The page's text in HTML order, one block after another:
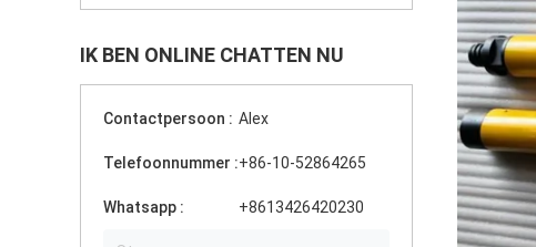
IK BEN ONLINE CHATTEN NU
Contactpersoon : Alex
Telefoonnummer :+86-10-52864265
Whatsapp : +8613426420230